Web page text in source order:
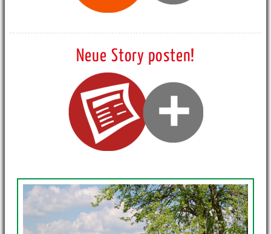
Neue Story posten!